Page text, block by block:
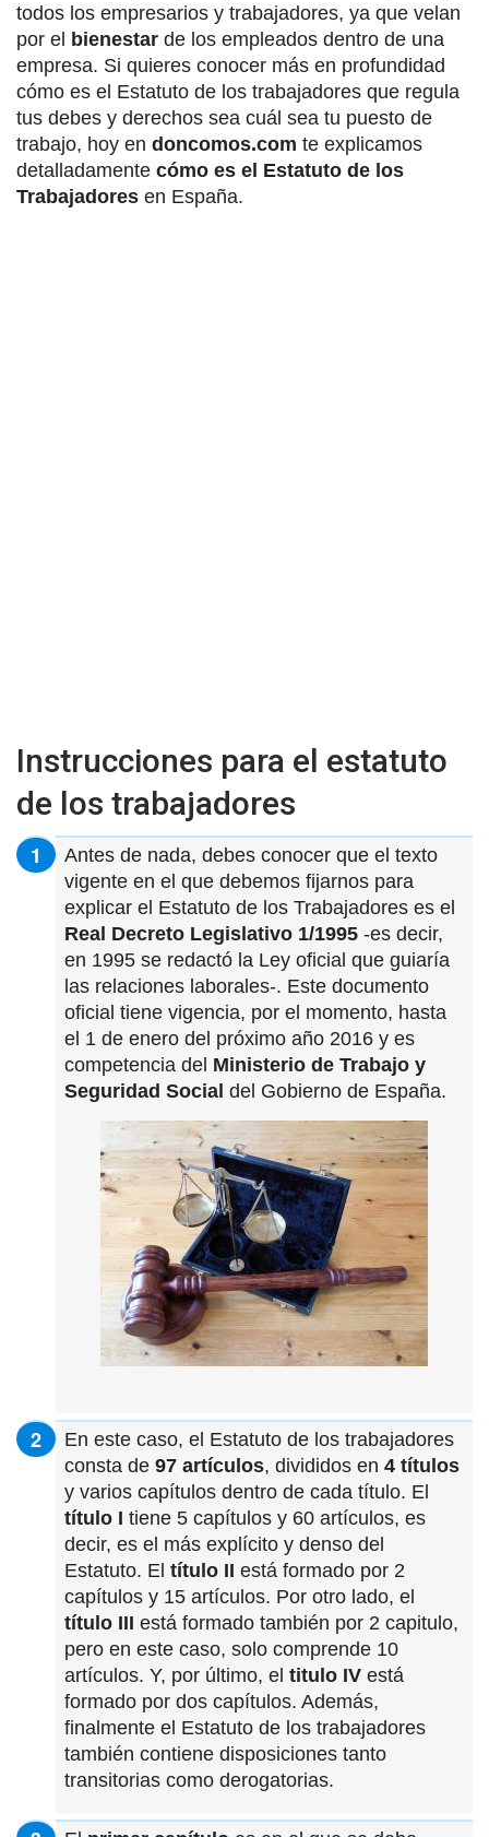
todos los empresarios y trabajadores, ya que velan
por el bienestar de los empleados dentro de una
empresa. Si quieres conocer más en profundidad
cómo es el Estatuto de los trabajadores que regula
tus debes y derechos sea cuál sea tu puesto de
trabajo, hoy en doncomos.com te explicamos
detalladamente cómo es el Estatuto de los
Trabajadores en España.
Instrucciones para el estatuto
de los trabajadores
Antes de nada, debes conocer que el texto
vigente en el que debemos fijarnos para
explicar el Estatuto de los Trabajadores es el
Real Decreto Legislativo 1/1995 -es decir,
en 1995 se redactó la Ley oficial que guiaría
las relaciones laborales-. Este documento
oficial tiene vigencia, por el momento, hasta
el 1 de enero del próximo año 2016 y es
competencia del Ministerio de Trabajo y
Seguridad Social del Gobierno de España.
En este caso, el Estatuto de los trabajadores
consta de 97 artículos, divididos en 4 títulos
y varios capítulos dentro de cada título. El
título I tiene 5 capítulos y 60 artículos, es
decir, es el más explícito y denso del
Estatuto. El título II está formado por 2
capítulos y 15 artículos. Por otro lado, el
título III está formado también por 2 capitulo,
pero en este caso, solo comprende 10
artículos. Y, por último, el titulo IV está
formado por dos capítulos. Además,
finalmente el Estatuto de los trabajadores
también contiene disposiciones tanto
transitorias como derogatorias.